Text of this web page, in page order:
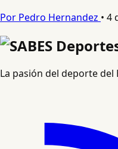
Por Pedro Hernandez • 4
La pasión del deporte del